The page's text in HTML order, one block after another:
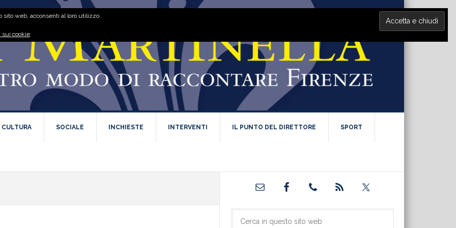
CULTURA SOCIALE INCHIESTE INTERVENTI IL PUNTO DEL DIRETTORE SPORT
Barra
primaria
web, acconsenti al loro utilizzo.
sui cookie